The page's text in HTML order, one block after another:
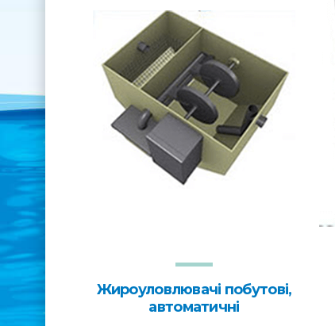
Жироуловлювачі побутові,
автоматичні